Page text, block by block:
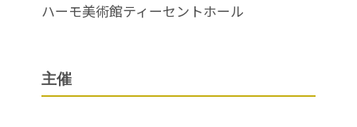
ハーモ美術館ティーセントホール
主催